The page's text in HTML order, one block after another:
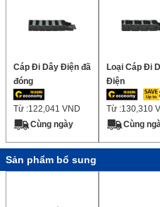
Cáp Đi Dây Điện đã
đóng
Từ :122,041 VND
Cùng ngày
Loại Cáp Đi
Điện
Từ :130,310
Cùng
Sản phẩm bổ sung